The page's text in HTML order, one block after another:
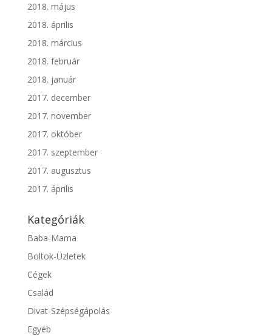
2018. május
2018. április
2018. március
2018. február
2018. január
2017. december
2017. november
2017. október
2017. szeptember
2017. augusztus
2017. április
Kategóriák
Baba-Mama
Boltok-Üzletek
Cégek
Család
Divat-Szépségápolás
Egyéb